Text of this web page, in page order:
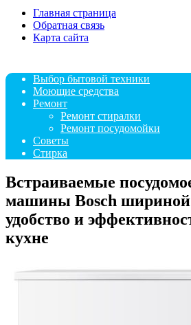
Главная страница
Обратная связь
Карта сайта
Выбор бытовой техники
Моющие средства
Ремонт
Ремонт стиралки
Ремонт посудомойки
Советы
Стирка
Встраиваемые
машины Bosch шириной
удобство и
кухне